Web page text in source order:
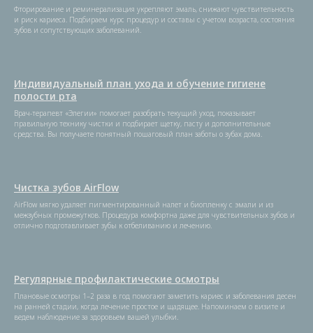
Фторирование и реминерализация укрепляют эмаль, снижают чувствительность
и риск кариеса. Подбираем курс процедур и составы с учетом возраста, состояния
зубов и сопутствующих заболеваний.
Индивидуальный план ухода и обучение гигиене
полости рта
Врач-терапевт «Элегии» помогает разобрать текущий уход, показывает
правильную технику чистки и подбирает щетку, пасту и дополнительные
средства. Вы получаете понятный пошаговый план заботы о зубах дома.
Чистка зубов AirFlow
AirFlow мягко удаляет пигментированный налет и биопленку с эмали и из
межзубных промежутков. Процедура комфортна даже для чувствительных зубов и
отлично подготавливает зубы к отбеливанию и лечению.
Регулярные профилактические осмотры
Плановые осмотры 1–2 раза в год помогают заметить кариес и заболевания десен
на ранней стадии, когда лечение простое и щадящее. Напоминаем о визите и
ведем наблюдение за здоровьем вашей улыбки.